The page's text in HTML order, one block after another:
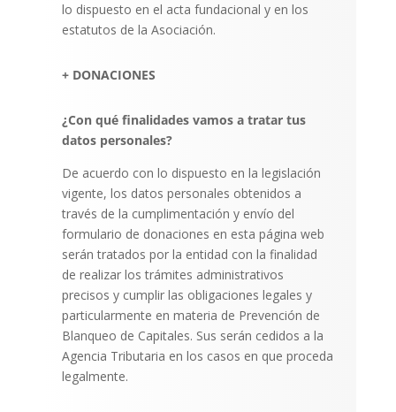
lo dispuesto en el acta fundacional y en los
estatutos de la Asociación.
+ DONACIONES
¿Con qué finalidades vamos a tratar tus
datos personales?
De acuerdo con lo dispuesto en la legislación
vigente, los datos personales obtenidos a
través de la cumplimentación y envío del
formulario de donaciones en esta página web
serán tratados por la entidad con la finalidad
de realizar los trámites administrativos
precisos y cumplir las obligaciones legales y
particularmente en materia de Prevención de
Blanqueo de Capitales. Sus serán cedidos a la
Agencia Tributaria en los casos en que proceda
legalmente.